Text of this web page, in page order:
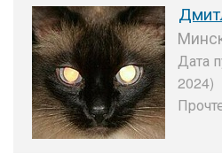
Дата
2024)